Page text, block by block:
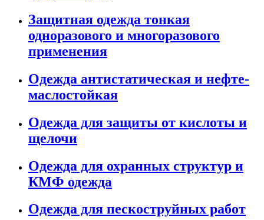
Защитная одежда тонкая
одноразового и многоразового
применения
Одежда антистатическая и нефте-
маслостойкая
Одежда для защиты от кислоты и
щелочи
Одежда для охранных структур и
КМФ одежда
Одежда для пескоструйных работ